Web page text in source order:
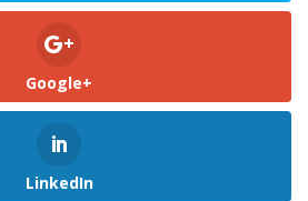
Google+
LinkedIn